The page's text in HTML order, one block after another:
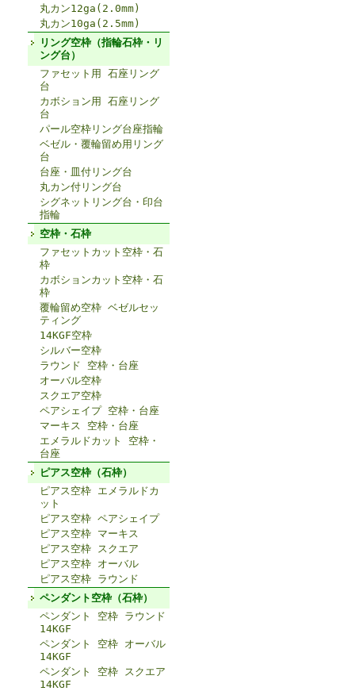
丸カン12ga(2.0mm)
丸カン10ga(2.5mm)
リング空枠（指輪石枠・リ
ング台）
ファセット用 石座リング
台
カボション用 石座リング
台
パール空枠リング台座指輪
ベゼル・覆輪留め用リング
台
台座・皿付リング台
丸カン付リング台
シグネットリング台・印台
指輪
空枠・石枠
ファセットカット空枠・石
枠
カボションカット空枠・石
枠
覆輪留め空枠 ベゼルセッ
ティング
14KGF空枠
シルバー空枠
ラウンド 空枠・台座
オーバル空枠
スクエア空枠
ペアシェイプ 空枠・台座
マーキス 空枠・台座
エメラルドカット 空枠・
台座
ピアス空枠（石枠）
ピアス空枠 エメラルドカ
ット
ピアス空枠 ペアシェイプ
ピアス空枠 マーキス
ピアス空枠 スクエア
ピアス空枠 オーバル
ピアス空枠 ラウンド
ペンダント空枠（石枠）
ペンダント 空枠 ラウンド
14KGF
ペンダント 空枠 オーバル
14KGF
ペンダント 空枠 スクエア
14KGF